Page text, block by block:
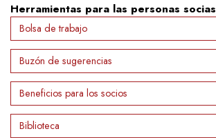
Herramientas para las personas socias
Bolsa de trabajo
Buzón de sugerencias
Beneficios para los socios
Biblioteca